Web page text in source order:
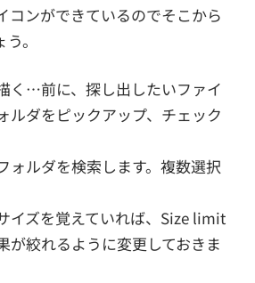
コンができているのでそこから
。
く…前に、探し出したいファイ
ルダをピックアップ、チェック
ォルダを検索します。複数選択
イズを覚えていれば、Size limit
が絞れるように変更しておきま